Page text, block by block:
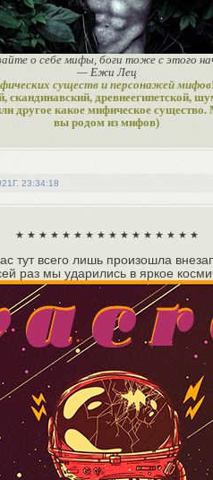
о себе мифы, боги тоже с этого
— Ежи Лец
существ и персонажей мифов
скандинавский, древнеегипетской,
другое какое мифическое
вы родом из мифов)
23:34:18
★ ★ ★ ★ ★ ★ ★ ★ ★ ★ ★ ★ ★ ★ ★ ★
тут всего лишь произошла
раз мы ударились в яркое